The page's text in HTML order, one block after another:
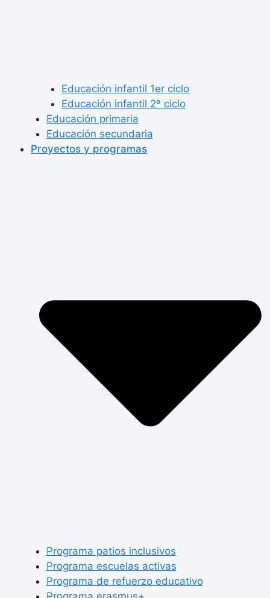
Educación infantil 1er ciclo
Educación infantil 2º ciclo
Educación primaria
Educación secundaria
Proyectos y programas
Programa patios inclusivos
Programa escuelas activas
Programa de refuerzo educativo